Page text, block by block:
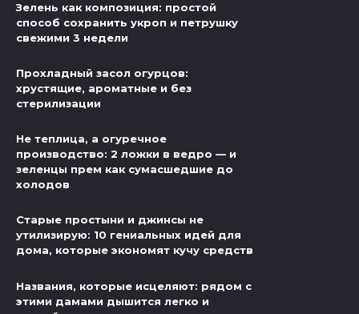
Зелень как композиция: простой
способ сохранить укроп и петрушку
свежими 3 недели
Прохладный засол огурцов:
хрустящие, ароматные и без
стерилизации
Не теплица, а огуречное
производство: 2 ложки в ведро — и
зеленцы прем как сумасшедшие до
холодов
Старые простыни и джинсы не
утилизирую: 10 гениальных идей для
дома, которые экономят кучу средств
Названия, которые исцеляют: рядом с
этими дамами дышится легко и